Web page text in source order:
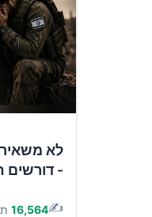
לא
- דורשים
✍️
16,564